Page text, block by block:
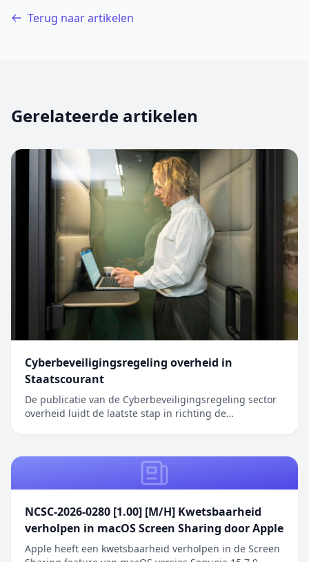
Terug naar artikelen
Gerelateerde artikelen
Cyberbeveiligingsregeling overheid in
Staatscourant
De publicatie van de Cyberbeveiligingsregeling sector
overheid luidt de laatste stap in richting de
Staatscourant verscheen eerst op Digitale Overheid.
NCSC-2026-0280 [1.00] [M/H] Kwetsbaarheid
verholpen in macOS Screen Sharing door Apple
Apple heeft een kwetsbaarheid verholpen in de Screen